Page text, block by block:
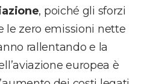
, poiché gli sforzi
le zero emissioni nette
rallentando e la
europea è